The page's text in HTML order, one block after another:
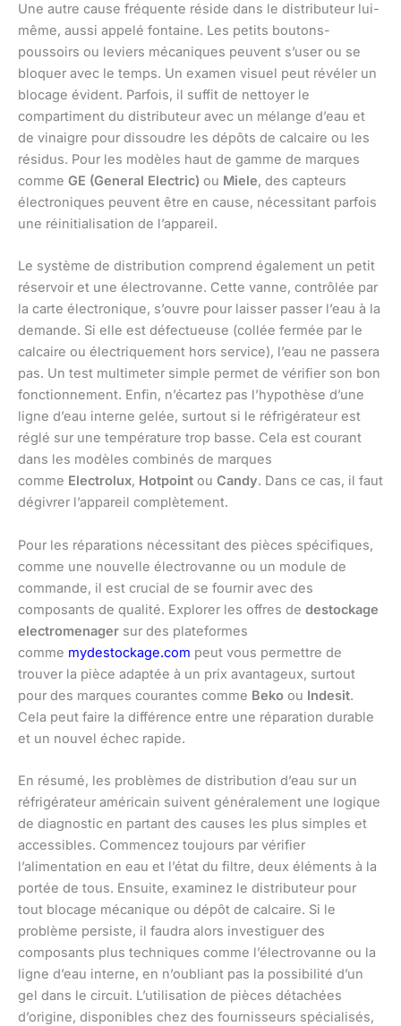
Une autre cause fréquente réside dans le distributeur lui-
même, aussi appelé fontaine. Les petits boutons-
poussoirs ou leviers mécaniques peuvent s’user ou se
bloquer avec le temps. Un examen visuel peut révéler un
blocage évident. Parfois, il suffit de nettoyer le
compartiment du distributeur avec un mélange d’eau et
de vinaigre pour dissoudre les dépôts de calcaire ou les
résidus. Pour les modèles haut de gamme de marques
comme GE (General Electric) ou Miele, des capteurs
électroniques peuvent être en cause, nécessitant parfois
une réinitialisation de l’appareil.
Le système de distribution comprend également un petit
réservoir et une électrovanne. Cette vanne, contrôlée par
la carte électronique, s’ouvre pour laisser passer l’eau à la
demande. Si elle est défectueuse (collée fermée par le
calcaire ou électriquement hors service), l’eau ne passera
pas. Un test multimeter simple permet de vérifier son bon
fonctionnement. Enfin, n’écartez pas l’hypothèse d’une
ligne d’eau interne gelée, surtout si le réfrigérateur est
réglé sur une température trop basse. Cela est courant
dans les modèles combinés de marques
comme Electrolux, Hotpoint ou Candy. Dans ce cas, il faut
dégivrer l’appareil complètement.
Pour les réparations nécessitant des pièces spécifiques,
comme une nouvelle électrovanne ou un module de
commande, il est crucial de se fournir avec des
composants de qualité. Explorer les offres de destockage
electromenager sur des plateformes
comme mydestockage.com peut vous permettre de
trouver la pièce adaptée à un prix avantageux, surtout
pour des marques courantes comme Beko ou Indesit.
Cela peut faire la différence entre une réparation durable
et un nouvel échec rapide.
En résumé, les problèmes de distribution d’eau sur un
réfrigérateur américain suivent généralement une logique
de diagnostic en partant des causes les plus simples et
accessibles. Commencez toujours par vérifier
l’alimentation en eau et l’état du filtre, deux éléments à la
portée de tous. Ensuite, examinez le distributeur pour
tout blocage mécanique ou dépôt de calcaire. Si le
problème persiste, il faudra alors investiguer des
composants plus techniques comme l’électrovanne ou la
ligne d’eau interne, en n’oubliant pas la possibilité d’un
gel dans le circuit. L’utilisation de pièces détachées
d’origine, disponibles chez des fournisseurs spécialisés,